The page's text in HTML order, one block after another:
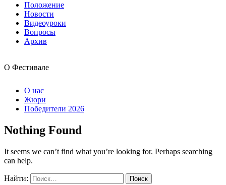
Положение
Новости
Видеоуроки
Вопросы
Архив
О Фестивале
О нас
Жюри
Победители 2026
Nothing Found
It seems we can’t find what you’re looking for. Perhaps searching
can help.
Найти: